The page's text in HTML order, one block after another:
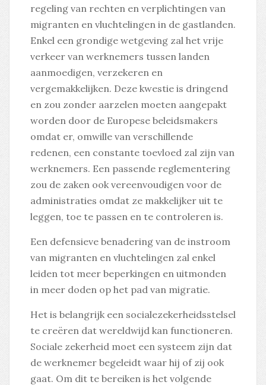
regeling van rechten en verplichtingen van
migranten en vluchtelingen in de gastlanden.
Enkel een grondige wetgeving zal het vrije
verkeer van werknemers tussen landen
aanmoedigen, verzekeren en
vergemakkelijken. Deze kwestie is dringend
en zou zonder aarzelen moeten aangepakt
worden door de Europese beleidsmakers
omdat er, omwille van verschillende
redenen, een constante toevloed zal zijn van
werknemers. Een passende reglementering
zou de zaken ook vereenvoudigen voor de
administraties omdat ze makkelijker uit te
leggen, toe te passen en te controleren is.
Een defensieve benadering van de instroom
van migranten en vluchtelingen zal enkel
leiden tot meer beperkingen en uitmonden
in meer doden op het pad van migratie.
Het is belangrijk een socialezekerheidsstelsel
te creëren dat wereldwijd kan functioneren.
Sociale zekerheid moet een systeem zijn dat
de werknemer begeleidt waar hij of zij ook
gaat. Om dit te bereiken is het volgende